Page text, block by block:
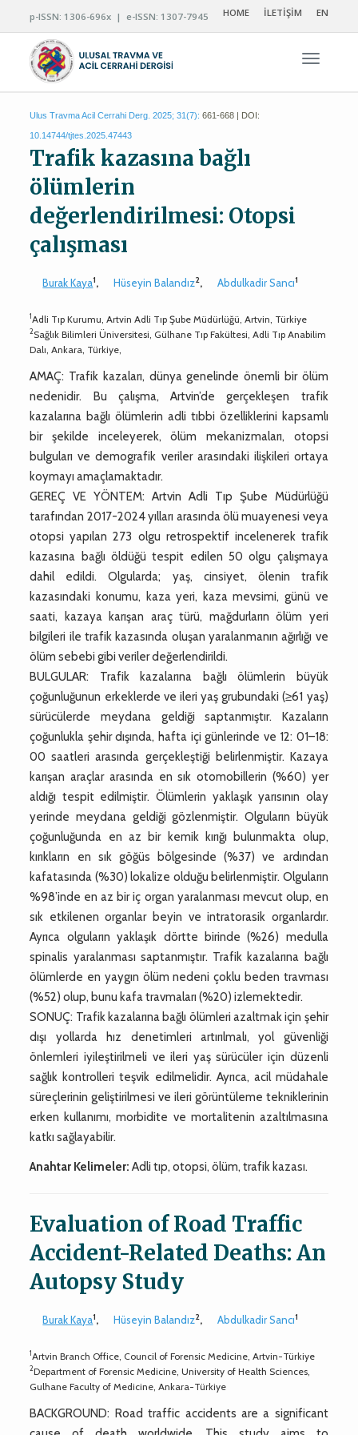
p-ISSN: 1306-696x | e-ISSN: 1307-7945 HOME İLETİŞİM EN
Ulus Travma Acil Cerrahi Derg. 2025; 31(7): 661-668 | DOI:
10.14744/tjtes.2025.47443
Trafik kazasına bağlı
ölümlerin
değerlendirilmesi: Otopsi
çalışması
Burak Kaya1, Hüseyin Balandız2, Abdulkadir Sancı1
1Adli Tıp Kurumu, Artvin Adli Tıp Şube Müdürlüğü, Artvin, Türkiye
2Sağlık Bilimleri Üniversitesi, Gülhane Tıp Fakültesi, Adli Tıp Anabilim
Dalı, Ankara, Türkiye,
AMAÇ: Trafik kazaları, dünya genelinde önemli bir ölüm
nedenidir. Bu çalışma, Artvin’de gerçekleşen trafik
kazalarına bağlı ölümlerin adli tıbbi özelliklerini kapsamlı
bir şekilde inceleyerek, ölüm mekanizmaları, otopsi
bulguları ve demografik veriler arasındaki ilişkileri ortaya
koymayı amaçlamaktadır.
GEREÇ VE YÖNTEM: Artvin Adli Tıp Şube Müdürlüğü
tarafından 2017-2024 yılları arasında ölü muayenesi veya
otopsi yapılan 273 olgu retrospektif incelenerek trafik
kazasına bağlı öldüğü tespit edilen 50 olgu çalışmaya
dahil edildi. Olgularda; yaş, cinsiyet, ölenin trafik
kazasındaki konumu, kaza yeri, kaza mevsimi, günü ve
saati, kazaya karışan araç türü, mağdurların ölüm yeri
bilgileri ile trafik kazasında oluşan yaralanmanın ağırlığı ve
ölüm sebebi gibi veriler değerlendirildi.
BULGULAR: Trafik kazalarına bağlı ölümlerin büyük
çoğunluğunun erkeklerde ve ileri yaş grubundaki (≥61 yaş)
sürücülerde meydana geldiği saptanmıştır. Kazaların
çoğunlukla şehir dışında, hafta içi günlerinde ve 12: 01–18:
00 saatleri arasında gerçekleştiği belirlenmiştir. Kazaya
karışan araçlar arasında en sık otomobillerin (%60) yer
aldığı tespit edilmiştir. Ölümlerin yaklaşık yarısının olay
yerinde meydana geldiği gözlenmiştir. Olguların büyük
çoğunluğunda en az bir kemik kırığı bulunmakta olup,
kırıkların en sık göğüs bölgesinde (%37) ve ardından
kafatasında (%30) lokalize olduğu belirlenmiştir. Olguların
%98’inde en az bir iç organ yaralanması mevcut olup, en
sık etkilenen organlar beyin ve intratorasik organlardır.
Ayrıca olguların yaklaşık dörtte birinde (%26) medulla
spinalis yaralanması saptanmıştır. Trafik kazalarına bağlı
ölümlerde en yaygın ölüm nedeni çoklu beden travması
(%52) olup, bunu kafa travmaları (%20) izlemektedir.
SONUÇ: Trafik kazalarına bağlı ölümleri azaltmak için şehir
dışı yollarda hız denetimleri artırılmalı, yol güvenliği
önlemleri iyileştirilmeli ve ileri yaş sürücüler için düzenli
sağlık kontrolleri teşvik edilmelidir. Ayrıca, acil müdahale
süreçlerinin geliştirilmesi ve ileri görüntüleme tekniklerinin
erken kullanımı, morbidite ve mortalitenin azaltılmasına
katkı sağlayabilir.
Anahtar Kelimeler: Adli tıp, otopsi, ölüm, trafik kazası.
Evaluation of Road Traffic
Accident-Related Deaths: An
Autopsy Study
Burak Kaya1, Hüseyin Balandız2, Abdulkadir Sancı1
1Artvin Branch Office, Council of Forensic Medicine, Artvin-Türkiye
2Department of Forensic Medicine, University of Health Sciences,
Gulhane Faculty of Medicine, Ankara-Türkiye
BACKGROUND: Road traffic accidents are a significant